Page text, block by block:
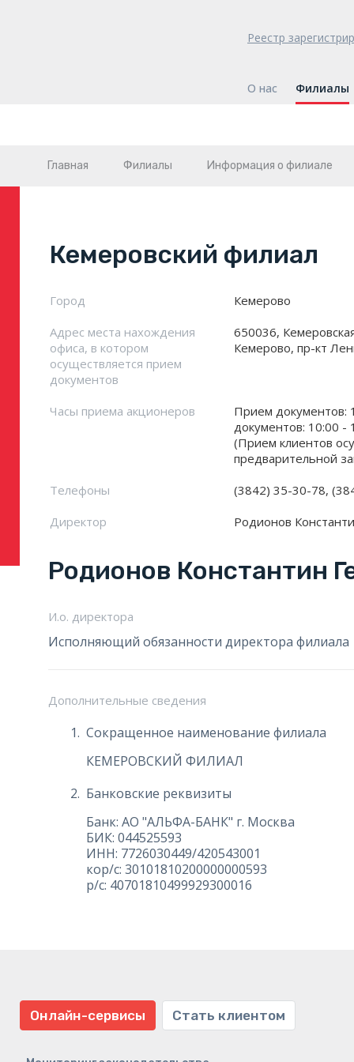
Реестр
О нас Филиалы
Главная Филиалы Информация о филиале
Кемеровский филиал
Город
Кемерово
Адрес места нахождения
офиса, в котором
осуществляется прием
документов
650036,
Кемерово, пр-кт
Часы приема акционеров
Прием документов:
документов: 10:00 -
(Прием клиентов
предварительной
Телефоны
(3842) 35-30-78,
Директор
Родионов
Родионов Константин
И.о. директора
Исполняющий обязанности директора филиала
Дополнительные сведения
Сокращенное наименование филиала
КЕМЕРОВСКИЙ ФИЛИАЛ
Банковские реквизиты
Банк: АО "АЛЬФА-БАНК" г. Москва
БИК: 044525593
ИНН: 7726030449/420543001
кор/с: 30101810200000000593
р/с: 40701810499929300016
Онлайн-сервисы Стать клиентом